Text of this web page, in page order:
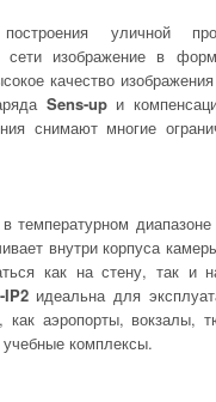
уличной
изображение в
качество
Sens-upи
снимают многие
внутри корпуса
как на стену, так и
IP2идеальна для
как аэропорты, вокзалы,
комплексы.